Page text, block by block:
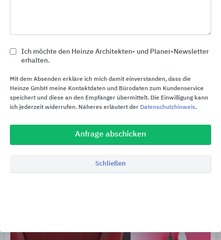
CWS Paradise Line Waschraumausstattungen
Ich möchte den Heinze Architekten- und Planer-Newsletter
erhalten.
Mit dem Absenden erkläre ich mich damit einverstanden, dass die
Heinze GmbH meine Kontaktdaten und Bürodaten zum Kundenservice
speichert und diese an den Empfänger übermittelt. Die Einwilligung kann
ich jederzeit widerrufen. Näheres erläutert der Datenschutzhinweis.
Anfrage abschicken
Schließen